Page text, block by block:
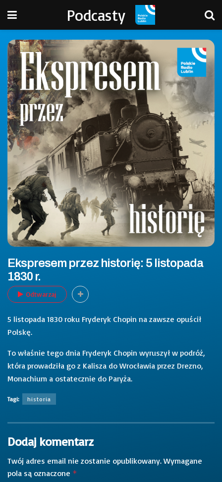
Podcasty
Ekspresem przez historię: 5 listopada
1830 r.
Odtwarzaj
5 listopada 1830 roku Fryderyk Chopin na zawsze opuścił
Polskę.
To właśnie tego dnia Fryderyk Chopin wyruszył w podróż,
która prowadziła go z Kalisza do Wrocławia przez Drezno,
Monachium a ostatecznie do Paryża.
Tagi: historia
Dodaj komentarz
Twój adres email nie zostanie opublikowany. Wymagane
pola są oznaczone *